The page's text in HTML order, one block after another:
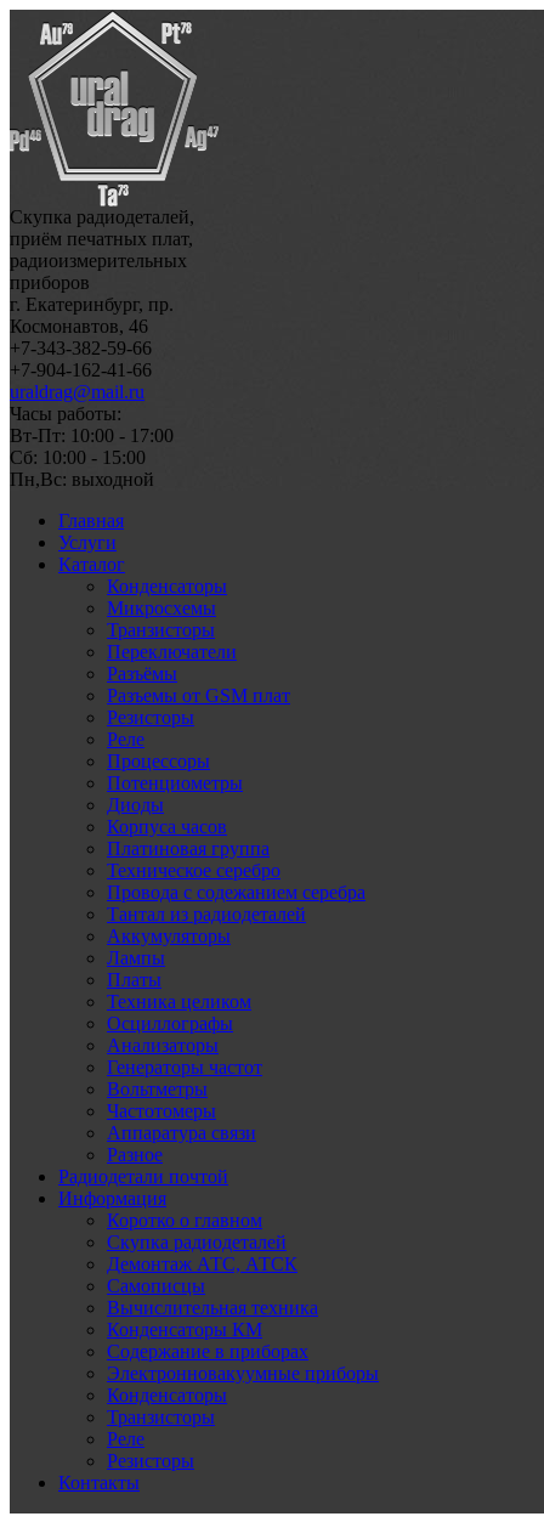
Скупка радиодеталей,
приём печатных плат,
радиоизмерительных
приборов
г. Екатеринбург, пр.
Космонавтов, 46
+7-343-382-59-66
+7-904-162-41-66
uraldrag@mail.ru
Часы работы:
Вт-Пт: 10:00 - 17:00
Сб: 10:00 - 15:00
Пн,Вс: выходной
Главная
Услуги
Каталог
Конденсаторы
Микросхемы
Транзисторы
Переключатели
Разъёмы
Разъемы от GSM плат
Резисторы
Реле
Процессоры
Потенциометры
Диоды
Корпуса часов
Платиновая группа
Техническое серебро
Провода с содежанием серебра
Тантал из радиодеталей
Аккумуляторы
Лампы
Платы
Техника целиком
Осциллографы
Анализаторы
Генераторы частот
Вольтметры
Частотомеры
Аппаратура связи
Разное
Радиодетали почтой
Информация
Коротко о главном
Скупка радиодеталей
Демонтаж АТС, АТСК
Самописцы
Вычислительная техника
Конденсаторы КМ
Содержание в приборах
Электронновакуумные приборы
Конденсаторы
Транзисторы
Реле
Резисторы
Контакты